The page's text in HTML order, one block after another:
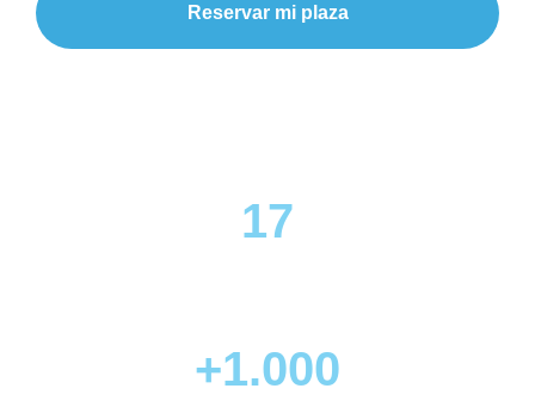
Reservar mi plaza
17
+1.000